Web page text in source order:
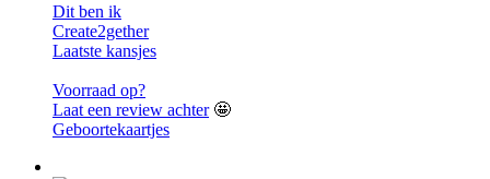
Dit ben ik
Create2gether
Laatste kansjes
Voorraad op?
Laat een review achter🤩
Geboortekaartjes